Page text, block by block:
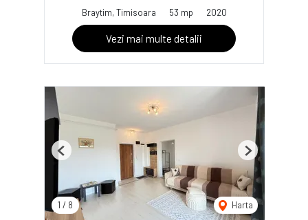
Braytim, Timisoara
53 mp 2020
Vezi mai multe detalii
1 / 8 Harta
Previous Next